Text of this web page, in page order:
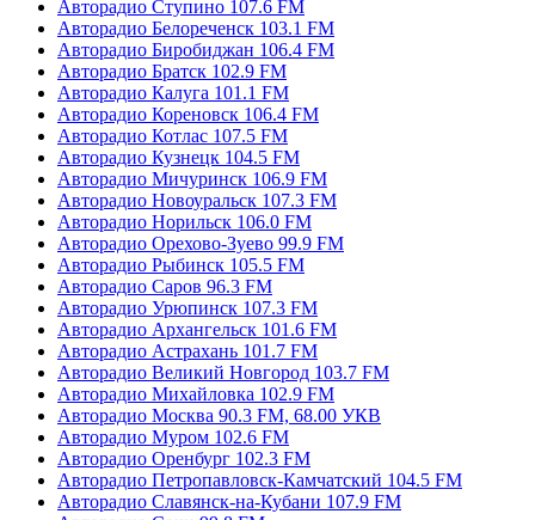
Авторадио Ступино 107.6 FM
Авторадио Белореченск 103.1 FM
Авторадио Биробиджан 106.4 FM
Авторадио Братск 102.9 FM
Авторадио Калуга 101.1 FM
Авторадио Кореновск 106.4 FM
Авторадио Котлас 107.5 FM
Авторадио Кузнецк 104.5 FM
Авторадио Мичуринск 106.9 FM
Авторадио Новоуральск 107.3 FM
Авторадио Норильск 106.0 FM
Авторадио Орехово-Зуево 99.9 FM
Авторадио Рыбинск 105.5 FM
Авторадио Саров 96.3 FM
Авторадио Урюпинск 107.3 FM
Авторадио Архангельск 101.6 FM
Авторадио Астрахань 101.7 FM
Авторадио Великий Новгород 103.7 FM
Авторадио Михайловка 102.9 FM
Авторадио Москва 90.3 FM, 68.00 УКВ
Авторадио Муром 102.6 FM
Авторадио Оренбург 102.3 FM
Авторадио Петропавловск-Камчатский 104.5 FM
Авторадио Славянск-на-Кубани 107.9 FM